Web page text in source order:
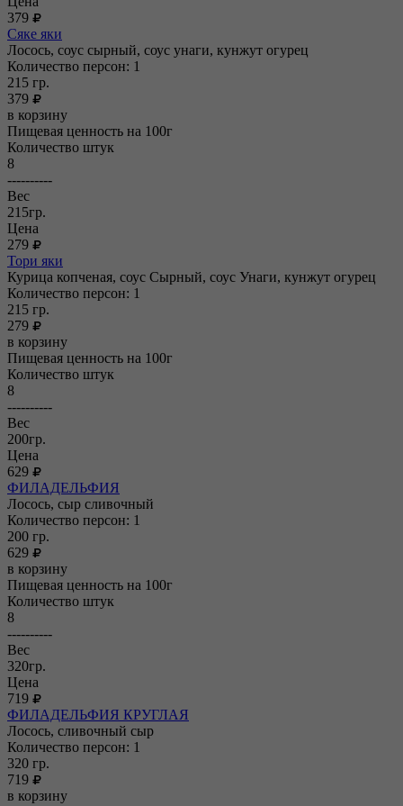
379
Сяке яки
Лосось, соус сырный, соус унаги, кунжут огурец
Количество персон: 1
215 гр.
379
в корзину
Пищевая ценность на 100г
Количество штук
8
----------
Вес
215гр.
Цена
279
Тори яки
Курица копченая, соус Сырный, соус Унаги, кунжут огурец
Количество персон: 1
215 гр.
279
в корзину
Пищевая ценность на 100г
Количество штук
8
----------
Вес
200гр.
Цена
629
ФИЛАДЕЛЬФИЯ
Лосось, сыр сливочный
Количество персон: 1
200 гр.
629
в корзину
Пищевая ценность на 100г
Количество штук
8
----------
Вес
320гр.
Цена
719
ФИЛАДЕЛЬФИЯ КРУГЛАЯ
Лосось, сливочный сыр
Количество персон: 1
320 гр.
719
в корзину